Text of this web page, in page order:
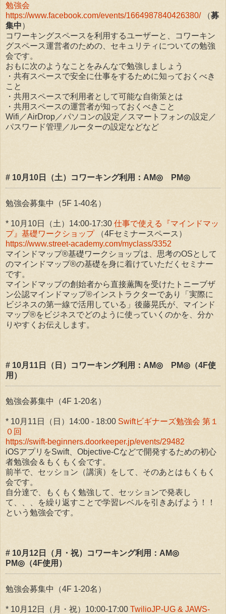
勉強会
https://www.facebook.com/events/1664987840426380/（募
集中）
コワーキングスペースを利用するユーザーと、コワーキン
グスペース運営者のための、セキュリティについての勉強
会です。
おもに次のようなことをみんなで勉強しましょう
・共有スペースで安全に仕事をするために知っておくべき
こと
・共用スペースで利用者として可能な自衛策とは
・共用スペースの運営者が知っておくべきこと
Wifi／AirDrop／パソコンの設定／スマートフォンの設定／
パスワード管理／ルーターの設定などなど
# 10月10日（土）コワーキング利用：AM◎ PM◎
勉強会募集中（5F 1-40名）
* 10月10日（土）14:00-17:30 仕事で使える『マインドマッ
プ』基礎ワークショップ（4Fセミナースペース）
https://www.street-academy.com/myclass/3352
マインドマップ®基礎ワークショップは、思考のOSとして
のマインドマップ®の基礎を身に着けていただくセミナー
です。
マインドマップの創始者から直接薫陶を受けたトニーブザ
ン公認マインドマップ®インストラクターであり「実際に
ビジネスの第一線で活用している」後藤晃氏が、マインド
マップ®をビジネスでどのように使っていくのかを、分か
りやすくお伝えします。
# 10月11日（日）コワーキング利用：AM◎ PM◎（4F使
用）
勉強会募集中（4F 1-20名）
* 10月11日（日）14:00 - 18:00 Swiftビギナーズ勉強会 第１
０回
https://swift-beginners.doorkeeper.jp/events/29482
iOSアプリをSwift、Objective-Cなどで開発するための初心
者勉強会＆もくもく会です。
前半で、セッション（講演）をして、そのあとはもくもく
会です。
自分達で、もくもく勉強して、セッションで発表し
て、、、を繰り返すことで学習レベルを引きあげよう！！
という勉強会です。
# 10月12日（月・祝）コワーキング利用：AM◎
PM◎（4F使用）
勉強会募集中（4F 1-20名）
* 10月12日（月・祝）10:00-17:00 TwilioJP-UG & JAWS-